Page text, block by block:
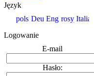
Język
Logowanie
E-mail
Hasło: